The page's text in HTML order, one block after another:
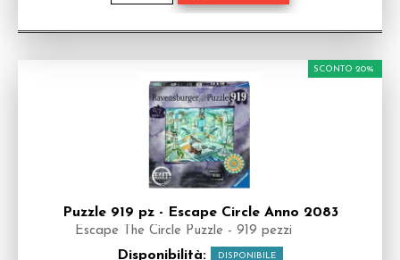
Puzzle 919 pz - Escape Circle Anno 2083
Escape The Circle Puzzle - 919 pezzi
Disponibilità: DISPONIBILE
SCONTO 20%